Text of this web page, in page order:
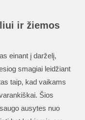
ir žiemos
einant į darželį,
smagiai leidžiant
taip, kad vaikams
Šios
ausytes nuo